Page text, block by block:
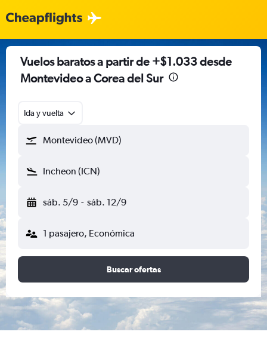
Vuelos baratos a partir de +$1.033 desde
Montevideo a Corea del Sur
Ida y vuelta
Montevideo (MVD)
Incheon (ICN)
sáb. 5/9 - sáb. 12/9
1 pasajero, Económica
Buscar ofertas